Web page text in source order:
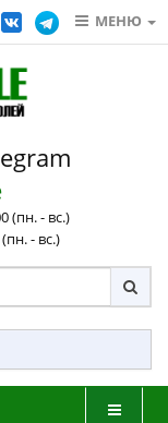
МЕНЮ
(пн. - вс.)
- вс.)